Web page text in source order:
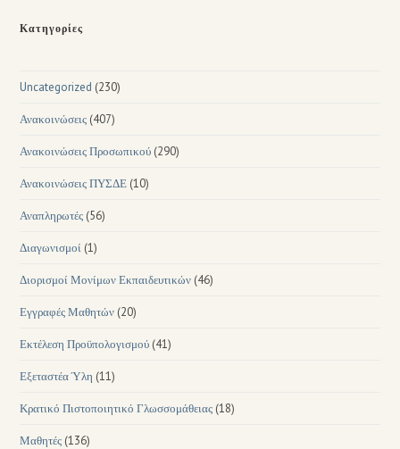
Κατηγορίες
Uncategorized (230)
Ανακοινώσεις (407)
Ανακοινώσεις Προσωπικού (290)
Ανακοινώσεις ΠΥΣΔΕ (10)
Αναπληρωτές (56)
Διαγωνισμοί (1)
Διορισμοί Μονίμων Εκπαιδευτικών (46)
Εγγραφές Μαθητών (20)
Εκτέλεση Προϋπολογισμού (41)
Εξεταστέα Ύλη (11)
Κρατικό Πιστοποιητικό Γλωσσομάθειας (18)
Μαθητές (136)